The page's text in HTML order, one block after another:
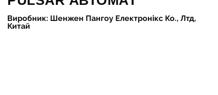
Виробник: Шенжен Пангоу Електронікс Ко., Лтд,
Китай